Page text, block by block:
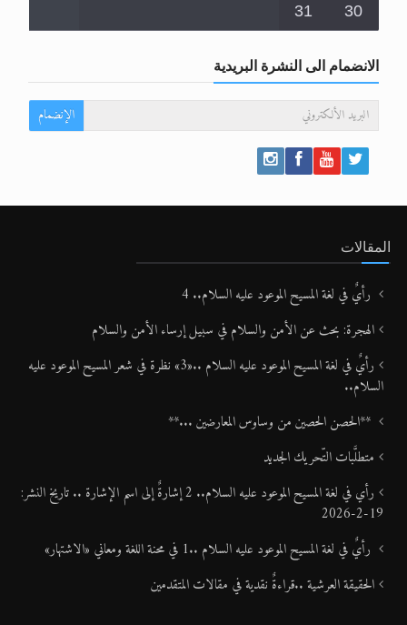
30
31
الانضمام الى النشرة البريدية
الإنضمام
المقالات
رأيٌ في لغة المسيح الموعود عليه السلام.. 4
الهجرة: بحث عن الأمن والسلام في سبيل إرساء الأمن والسلام
رأيٌ في لغة المسيح الموعود عليه السلام ..«3» نظرة في شعر المسيح الموعود عليه
السلام..
**الحصن الحصين من وساوس المعارضين ...**
متطلَّبات التّحريك الجديد
رأي في لغة المسيح الموعود عليه السلام.. 2 إشارةٌ إلى اسم الإشارة .. تاريخ النشر:
19-2-2026
رأيٌ في لغة المسيح الموعود عليه السلام ..1 في محنة اللغة ومعاني «الاشتهار»
الحقيقة العرشية ..قراءةٌ نقدية في مقالات المتقدمين